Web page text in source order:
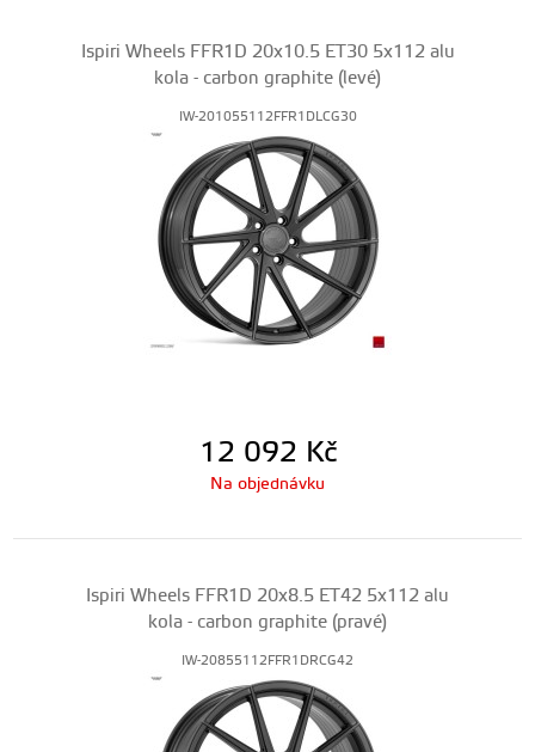
Ispiri Wheels FFR1D 20x10.5 ET30 5x112 alu
kola - carbon graphite (levé)
IW-201055112FFR1DLCG30
12 092 Kč
Na objednávku
Ispiri Wheels FFR1D 20x8.5 ET42 5x112 alu
kola - carbon graphite (pravé)
IW-20855112FFR1DRCG42